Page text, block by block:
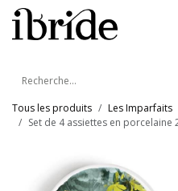
Se rendre au contenu
Tous les produits
Les Imparfaits
Set de 4 assiettes en